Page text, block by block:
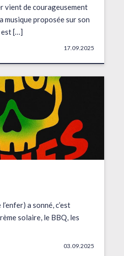
vient de courageusement
musique proposée sur son
est […]
17.09.2025
a sonné, c’est
solaire, le BBQ, les
03.09.2025